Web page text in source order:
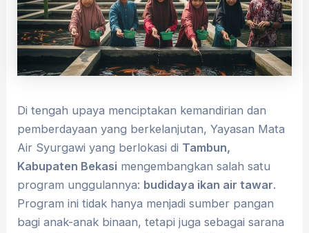
Di tengah upaya menciptakan kemandirian dan
pemberdayaan yang berkelanjutan, Yayasan Mata
Air Syurgawi yang berlokasi di Tambun,
Kabupaten Bekasi mengembangkan salah satu
program unggulannya: budidaya ikan air tawar.
Program ini tidak hanya menjadi sumber pangan
bagi anak-anak binaan, tetapi juga sebagai sarana